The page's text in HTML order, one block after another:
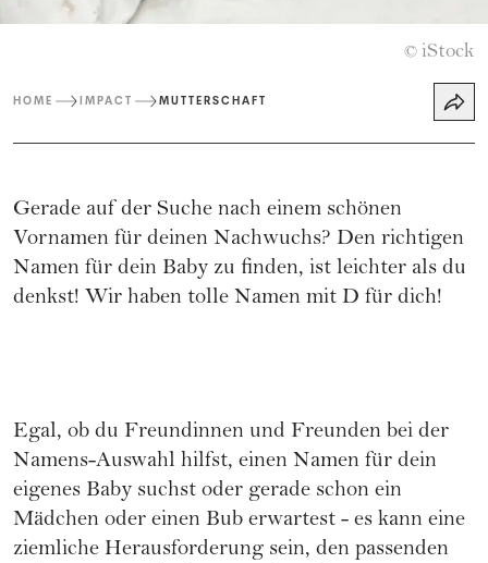
© iStock
HOME IMPACT MUTTERSCHAFT
Gerade auf der Suche nach einem schönen
Vornamen für deinen Nachwuchs? Den richtigen
Namen für dein Baby zu finden, ist leichter als du
denkst! Wir haben tolle Namen mit D für dich!
Egal, ob du Freundinnen und Freunden bei der
Namens-Auswahl hilfst, einen Namen für dein
eigenes Baby suchst oder gerade schon ein
Mädchen oder einen Bub erwartest - es kann eine
ziemliche Herausforderung sein, den passenden